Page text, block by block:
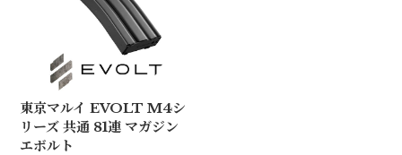
東京マルイ EVOLT M4シ
リーズ 共通 81連 マガジン
エボルト